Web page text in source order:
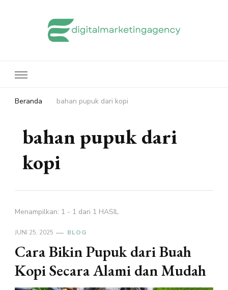
Beranda bahan pupuk dari kopi
bahan pupuk dari
kopi
Menampilkan: 1 - 1 dari 1 HASIL
JUNI 25, 2025 BLOG
Cara Bikin Pupuk dari Buah
Kopi Secara Alami dan Mudah